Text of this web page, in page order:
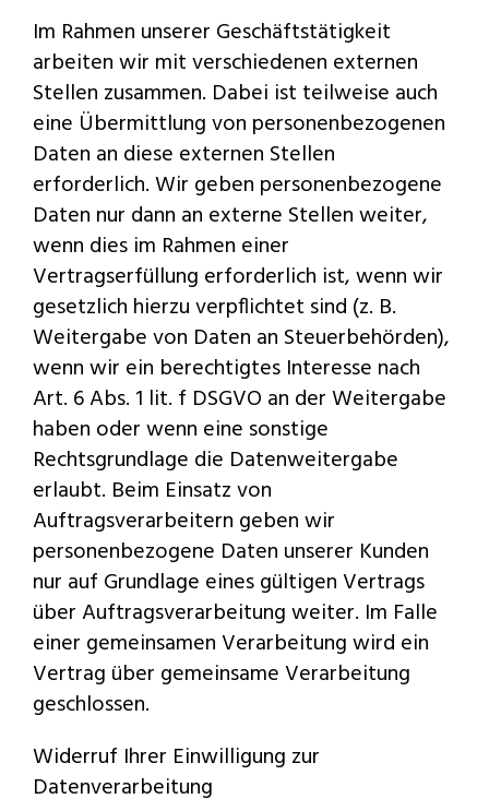
Im Rahmen unserer Geschäftstätigkeit
arbeiten wir mit verschiedenen externen
Stellen zusammen. Dabei ist teilweise auch
eine Übermittlung von personenbezogenen
Daten an diese externen Stellen
erforderlich. Wir geben personenbezogene
Daten nur dann an externe Stellen weiter,
wenn dies im Rahmen einer
Vertragserfüllung erforderlich ist, wenn wir
gesetzlich hierzu verpflichtet sind (z. B.
Weitergabe von Daten an Steuerbehörden),
wenn wir ein berechtigtes Interesse nach
Art. 6 Abs. 1 lit. f DSGVO an der Weitergabe
haben oder wenn eine sonstige
Rechtsgrundlage die Datenweitergabe
erlaubt. Beim Einsatz von
Auftragsverarbeitern geben wir
personenbezogene Daten unserer Kunden
nur auf Grundlage eines gültigen Vertrags
über Auftragsverarbeitung weiter. Im Falle
einer gemeinsamen Verarbeitung wird ein
Vertrag über gemeinsame Verarbeitung
geschlossen.
Widerruf Ihrer Einwilligung zur
Datenverarbeitung